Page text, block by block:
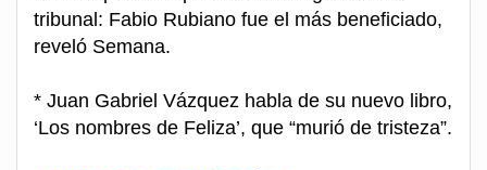
tribunal: Fabio Rubiano fue el más beneficiado,
reveló Semana.
* Juan Gabriel Vázquez habla de su nuevo libro,
‘Los nombres de Feliza’, que “murió de tristeza”.